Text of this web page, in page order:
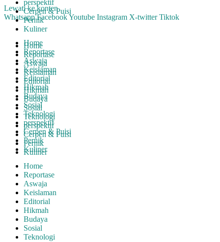
Lewati ke konten
Whatsapp FacebookYoutube Instagram X-twitter Tiktok
Home
Reportase
Aswaja
Keislaman
Editorial
Hikmah
Budaya
Sosial
Teknologi
perspektif
Cerpen & Puisi
Pernik
Kuliner
Home
Reportase
Aswaja
Keislaman
Editorial
Hikmah
Budaya
Sosial
Teknologi
perspektif
Cerpen & Puisi
Pernik
Kuliner
Home
Reportase
Aswaja
Keislaman
Editorial
Hikmah
Budaya
Sosial
Teknologi
perspektif
Cerpen & Puisi
Pernik
Kuliner